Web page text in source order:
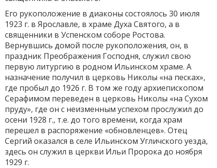
Его рукоположение в диаконы состоялось 30 июля
1923 г. в Ярославле, в храме Духа Святого, а в
священники в Успенском собо­ре Ростова.
Вернувшись домой после рукоположения, он, в
праздник Преображения Господня, служил свою
первую литургию в родном Ильинском храме. А
назначение получил в церковь Николы «на пес­ках»,
где пробыл до 1926 г. В том же году архиепископом
Серафимом переведен в церковь Николы «на Сухом
пруду», где он с неизменным успехом прослужил до
осени 1928 г., т.е. до того времени, когда храм
перешел в распоряжение «обновленцев». Отец
Сергий оказался в селе Ильинском Угличского уезда,
здесь он служил в церкви Ильи Пророка до ноября
1929 г.